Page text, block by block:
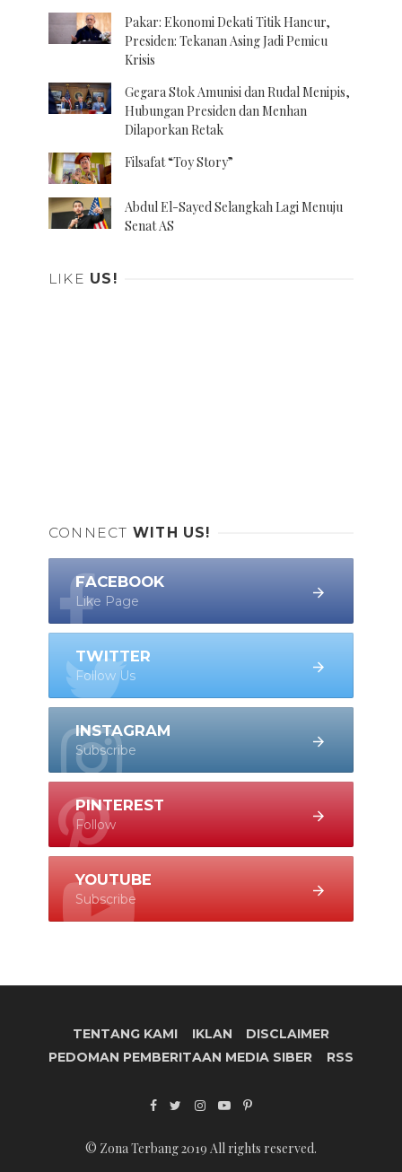
Pakar: Ekonomi Dekati Titik Hancur,
Presiden: Tekanan Asing Jadi Pemicu
Krisis
Gegara Stok Amunisi dan Rudal Menipis,
Hubungan Presiden dan Menhan
Dilaporkan Retak
Filsafat “Toy Story”
Abdul El-Sayed Selangkah Lagi Menuju
Senat AS
LIKE US!
CONNECT WITH US!
FACEBOOK
Like Page
TWITTER
Follow Us
INSTAGRAM
Subscribe
PINTEREST
Follow
YOUTUBE
Subscribe
TENTANG KAMI IKLAN
DISCLAIMER
PEDOMAN PEMBERITAAN MEDIA SIBER
RSS
© Zona Terbang 2019 All rights reserved.